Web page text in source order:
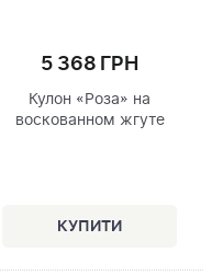
5 368 ГРН
Кулон «Роза» на
воскованном жгуте